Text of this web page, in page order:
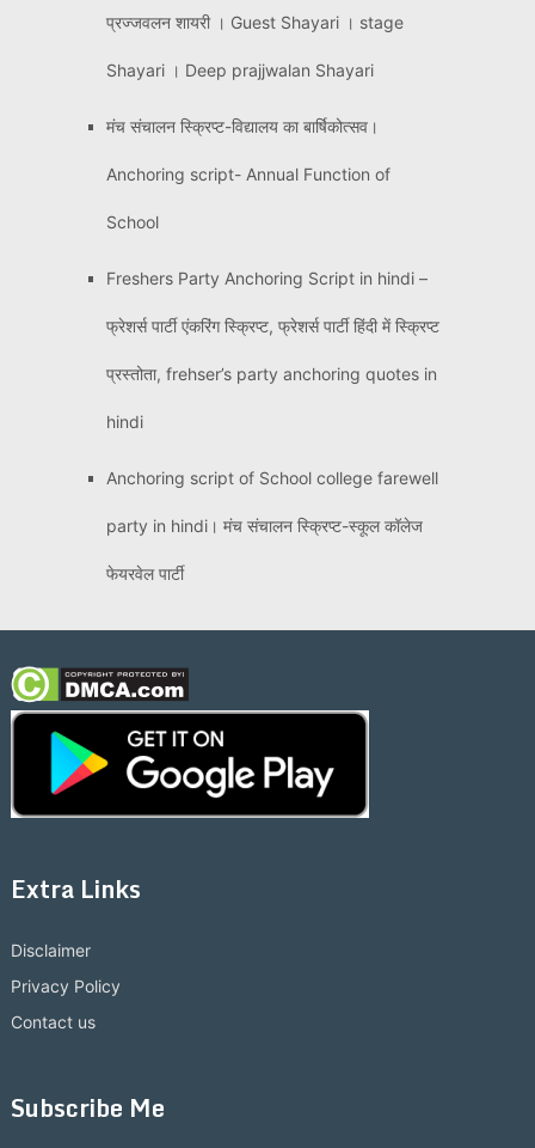
प्रज्जवलन शायरी । Guest Shayari । stage
Shayari । Deep prajjwalan Shayari
मंच संचालन स्क्रिप्ट-विद्यालय का बार्षिकोत्सव।
Anchoring script- Annual Function of
School
Freshers Party Anchoring Script in hindi –
फ्रेशर्स पार्टी एंकरिंग स्क्रिप्ट, फ्रेशर्स पार्टी हिंदी में स्क्रिप्ट
प्रस्तोता, frehser’s party anchoring quotes in
hindi
Anchoring script of School college farewell
party in hindi। मंच संचालन स्क्रिप्ट-स्कूल कॉलेज
फेयरवेल पार्टी
Extra Links
Disclaimer
Privacy Policy
Contact us
Subscribe Me